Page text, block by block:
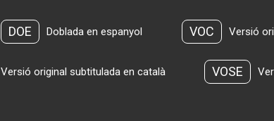
DOE Doblada en espanyol VOC Versió
Versió original subtitulada en català VOSE